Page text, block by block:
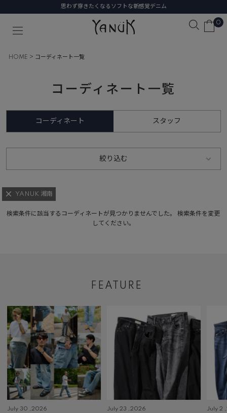
思わず穿きたくなるソフトな新感覚デニム
0
HOME コーディネート一覧
コーディネート一覧
コーディネート スタッフ
絞り込む
YANUK 湘南
検索条件に該当するコーディネートが見つかりませんでした。 検索条件を変更
してください。
FEATURE
July 30 ,2026 July 23 ,2026 July 2